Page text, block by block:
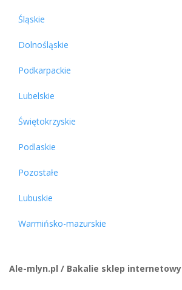
Śląskie
Dolnośląskie
Podkarpackie
Lubelskie
Świętokrzyskie
Podlaskie
Pozostałe
Lubuskie
Warmińsko-mazurskie
Ale-mlyn.pl / Bakalie sklep internetowy